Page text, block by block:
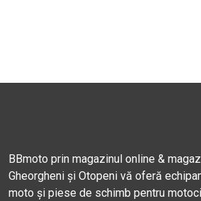
BBmoto prin magazinul online &
Gheorgheni și Otopeni vă oferă
moto și piese de schimb pentru